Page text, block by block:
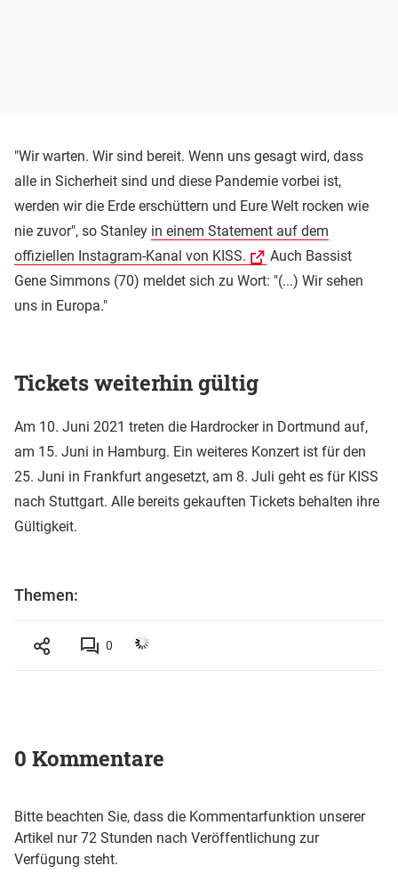
"Wir warten. Wir sind bereit. Wenn uns gesagt wird, dass
alle in Sicherheit sind und diese Pandemie vorbei ist,
werden wir die Erde erschüttern und Eure Welt rocken wie
nie zuvor", so Stanley in einem Statement auf dem
offiziellen Instagram-Kanal von KISS.
Auch Bassist
Gene Simmons (70) meldet sich zu Wort: "(...) Wir sehen
uns in Europa."
Tickets weiterhin gültig
Am 10. Juni 2021 treten die Hardrocker in Dortmund auf,
am 15. Juni in Hamburg. Ein weiteres Konzert ist für den
25. Juni in Frankfurt angesetzt, am 8. Juli geht es für KISS
nach Stuttgart. Alle bereits gekauften Tickets behalten ihre
Gültigkeit.
Themen:
0
0 Kommentare
Bitte beachten Sie, dass die Kommentarfunktion unserer
Artikel nur 72 Stunden nach Veröffentlichung zur
Verfügung steht.